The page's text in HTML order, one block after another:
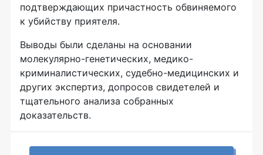
подтверждающих причастность обвиняемого
к убийству приятеля.
Выводы были сделаны на основании
молекулярно-генетических, медико-
криминалистических, судебно-медицинских и
других экспертиз, допросов свидетелей и
тщательного анализа собранных
доказательств.